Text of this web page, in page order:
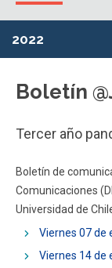
2022
Boletín
Tercer año
Boletín de
Comunicaciones
Universidad de
Viernes 07 de
Viernes 14 de